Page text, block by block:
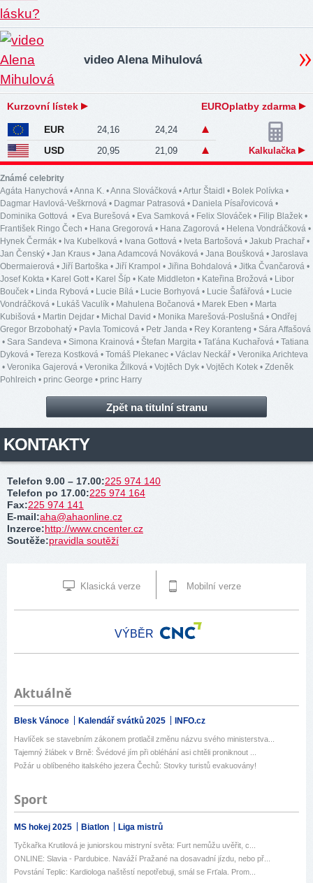
video Alena Mihulová
Kurzovní lístek EUROplatby zdarma
EUR 24,16 24,24
USD 20,95 21,09 Kalkulačka
Známé celebrity
Agáta Hanychová •Anna K. •Anna Slováčková •Artur Štaidl • Bolek Polívka •
Dagmar Havlová-Veškrnová • Dagmar Patrasová • Daniela Písařovicová •
Dominika Gottová • Eva Burešová • Eva Samková • Felix Slováček • Filip Blažek •
František Ringo Čech • Hana Gregorová • Hana Zagorová • Helena Vondráčková •
Hynek Čermák • Iva Kubelková • Ivana Gottová • Iveta Bartošová • Jakub Prachař •
Jan Čenský • Jan Kraus • Jana Adamcová Nováková • Jana Boušková • Jaroslava
Obermaierová • Jiří Bartoška • Jiří Krampol • Jiřina Bohdalová • Jitka Čvančarová •
Josef Kokta • Karel Gott• Karel Šíp • Kate Middleton • Kateřina Brožová • Libor
Bouček • Linda Rybová • Lucie Bílá • Lucie Borhyová • Lucie Šafářová • Lucie
Vondráčková • Lukáš Vaculík • Mahulena Bočanová • Marek Eben • Marta
Kubišová • Martin Dejdar • Michal David • Monika Marešová-Poslušná • Ondřej
Gregor Brzobohatý • Pavla Tomicová • Petr Janda • Rey Koranteng • Sára Affašová
• Sara Sandeva • Simona Krainová • Štefan Margita • Taťána Kuchařová • Tatiana
Dyková • Tereza Kostková • Tomáš Plekanec • Václav Neckář • Veronika Arichteva
• Veronika Gajerová • Veronika Žilková • Vojtěch Dyk • Vojtěch Kotek • Zdeněk
Pohlreich • princ George • princ Harry
Zpět na titulní stranu
KONTAKTY
Telefon 9.00 – 17.00:225 974 140
Telefon po 17.00:225 974 164
Fax:225 974 141
E-mail:aha@ahaonline.cz
Inzerce:http://www.cncenter.cz
Soutěže:pravidla soutěží
Klasická verze Mobilní verze
VÝBĚR
Aktuálně
Blesk Vánoce Kalendář svátků 2025 INFO.cz
Havlíček se stavebním zákonem protlačil změnu názvu svého ministerstva...
Tajemný žlábek v Brně: Švédové jím při obléhání asi chtěli proniknout ...
Požár u oblíbeného italského jezera Čechů: Stovky turistů evakuovány!
Sport
MS hokej 2025 Biatlon Liga mistrů
Tyčkařka Krutilová je juniorskou mistryní světa: Furt nemůžu uvěřit, c...
ONLINE: Slavia - Pardubice. Naváží Pražané na dosavadní jízdu, nebo př...
Povstání Teplic: Kardiologa naštěstí nepotřebuji, smál se Frťala. Prom...